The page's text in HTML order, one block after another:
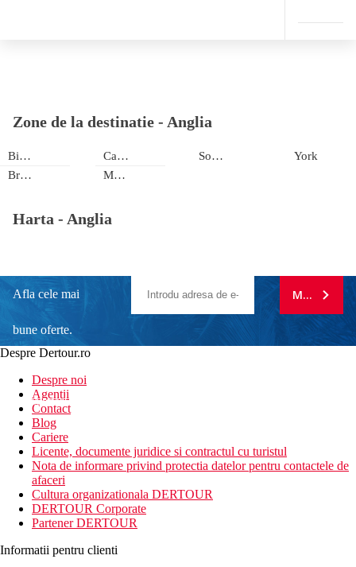
Zone de la destinatie - Anglia
Birmingham
Bristol
Canterbury
Manchester
Southampton York
Harta - Anglia
Afla cele mai
bune oferte.
newsletter!
MA
Despre Dertour.ro
Despre noi
Agentii
Contact
Blog
Cariere
Licente, documente juridice si contractul cu turistul
Nota de informare privind protectia datelor pentru contactele de
afaceri
Cultura organizationala DERTOUR
DERTOUR Corporate
Partener DERTOUR
Informatii pentru clienti